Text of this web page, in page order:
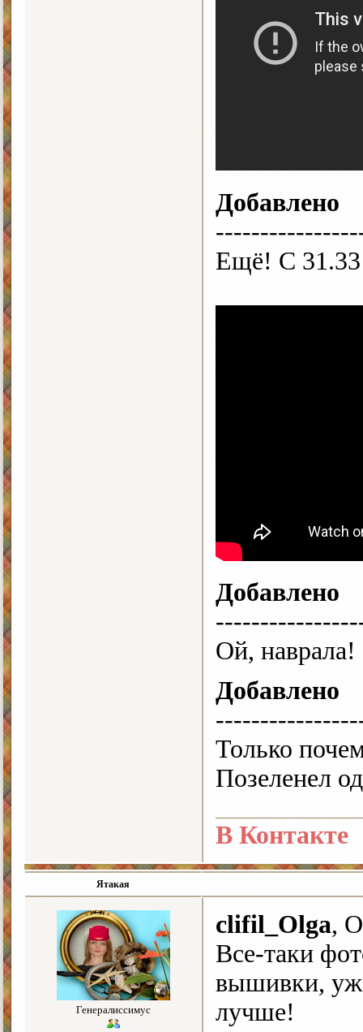
Добавлено
Ещё! С 31.33
Добавлено
Ой,
Добавлено
Только
Позеленел
В Контакте
Ятакая
Генералиссимус
clifil_Olga,
Все-таки
вышивки,
лучше!